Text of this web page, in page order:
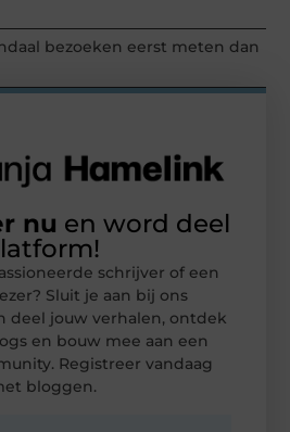
bezoeken eerst meten dan
nu en word deel
schrijver of een
Sluit je aan bij ons
deel jouw verhalen, ontdek
en bouw mee aan een
Registreer vandaag
bloggen.